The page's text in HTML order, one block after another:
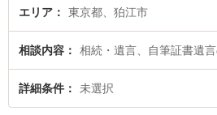
情報や弁護士費用、強みなどが注目されてい
回相談無料で自筆証書遺言の作成を法律相談
約したい』などでお困りの相談者さんにおすす
エリア 東京都、狛江市
相談内容 相続・遺言、自筆証書遺
詳細条件 未選択